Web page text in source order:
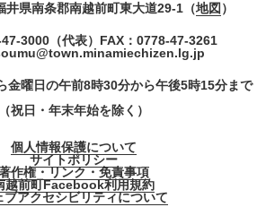
県南条郡南越前町東大道29-1（地図 ）
3000（代表） FAX：0778-47-3261
金曜日の午前8時30分から午後5時15分まで
（祝日・年末年始を除く）
個人情報保護について
サイトポリシー
作権・リンク・免責事項
越前町Facebook利用規約
ブアクセシビリティについて